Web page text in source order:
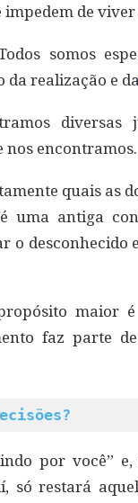
de viver
somos
realização e da
diversas
nos encontramos.
quais as
uma antiga
o desconhecido
maior
faz parte
por você”
só restará